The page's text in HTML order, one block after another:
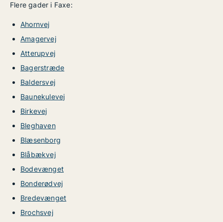
Flere gader i Faxe:
Ahornvej
Amagervej
Atterupvej
Bagerstræde
Baldersvej
Baunekulevej
Birkevej
Bleghaven
Blæsenborg
Blåbækvej
Bodevænget
Bonderødvej
Bredevænget
Brochsvej